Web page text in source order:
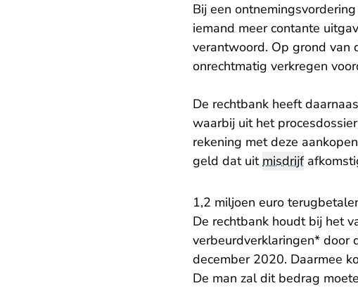
Bij een
iemand meer contante
verantwoord. Op grond van
onrechtmatig verkregen
De rechtbank heeft
waarbij uit het
rekening met deze
geld dat uitmisdrijf
1,2 miljoen euro
De rechtbank houdt bij het
verbeurdverklaringen* door
december 2020. Daarmee
De man zal dit bedrag